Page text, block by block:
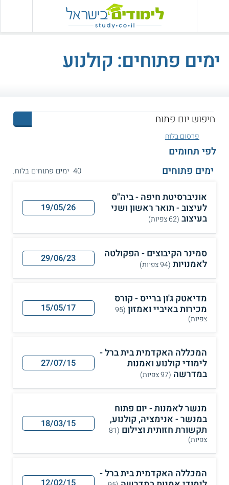
ימים פתוחים: קולנוע
פרסום בלוח
לפי תחומים
ימים פתוחים
40 ימים פתוחים בלוח.
אוניברסיטת חיפה - ביה"ס
לעיצוב - תואר ראשון ושני
בעיצוב (62 צפיות)
19/05/26
סמינר הקיבוצים - הפקולטה
לאמנויות (94 צפיות) 29/06/23
מדיאטק ג'ון ברייס - קורס
מכירות באיביי ואמזון (95
צפיות)
15/05/17
המכללה האקדמית בית ברל -
לימודי קולנוע ואמנות
במדרשה (97 צפיות)
27/07/15
מנשר לאמנות - יום פתוח
במנשר - אנימציה, קולנוע,
תקשורת חזותית וצילום
(81
צפיות)
18/03/15
המכללה האקדמית בית ברל -